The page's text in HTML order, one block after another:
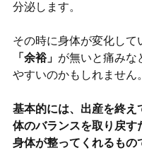
分泌します。
その時に身体が変化して
「余裕」 が無いと痛みな
やすいのかもしれません。
基本的には、出産を終え
体のバランスを取り戻す
身体が整ってくれるもの